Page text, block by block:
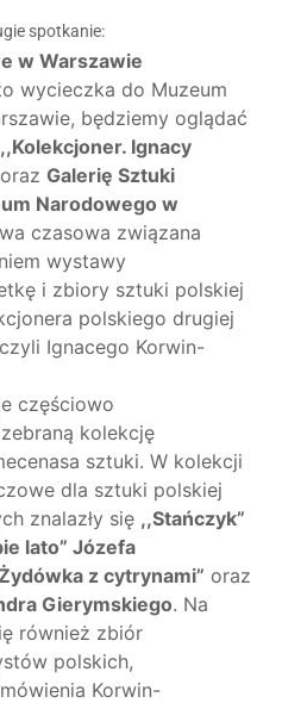
spotkanie:
w Warszawie
wycieczka do Muzeum
będziemy oglądać
,,Kolekcjoner. Ignacy
oraz Galerię Sztuki
Narodowego w
czasowa związana
wystawy
i zbiory sztuki polskiej
polskiego drugiej
Ignacego Korwin-
częściowo
kolekcję
sztuki. W kolekcji
dla sztuki polskiej
znalazły się ,,Stańczyk”
lato” Józefa
z cytrynami” oraz
Gierymskiego. Na
również zbiór
polskich,
Korwin-